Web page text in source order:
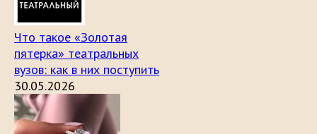
Что такое «Золотая
пятерка» театральных
вузов: как в них поступить
30.05.2026